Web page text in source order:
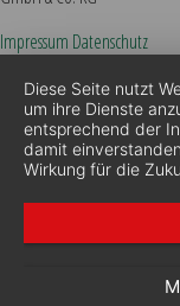
Diese Seite nutzt
um ihre Dienste
entsprechend der
damit
Wirkung für die
Impressum Datenschutz